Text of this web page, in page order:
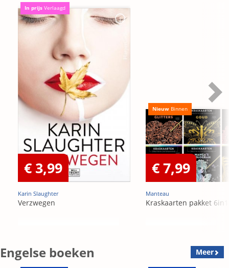
In prijs Verlaagd
€ 3,99
Karin Slaughter
Verzwegen
Nieuw Binnen
€ 7,99
Manteau
Kraskaarten pakket 6in1
Engelse boeken Meer